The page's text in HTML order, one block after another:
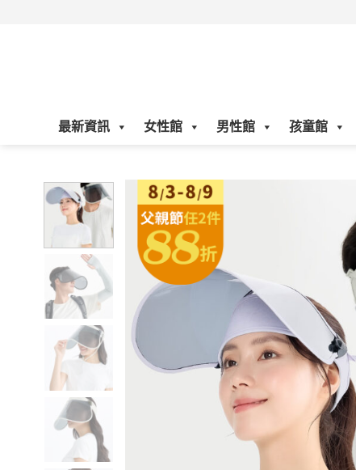
最新資訊 女性館 男性館 孩童館